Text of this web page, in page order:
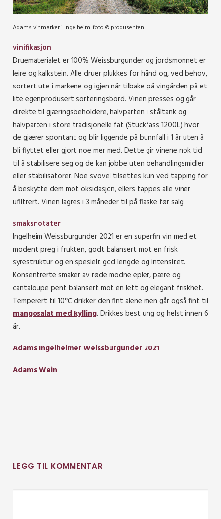
Adams vinmarker i Ingelheim. foto © produsenten
vinifikasjon
Druematerialet er 100% Weissburgunder og jordsmonnet er
leire og kalkstein. Alle druer plukkes for hånd og, ved behov,
sortert ute i markene og igjen når tilbake på vingården på et
lite egenprodusert sorteringsbord. Vinen presses og går
direkte til gjæringsbeholdere, halvparten i ståltank og
halvparten i store tradisjonelle fat (Stückfass 1200L) hvor
de gjærer spontant og blir liggende på bunnfall i 1 år uten å
bli flyttet eller gjort noe mer med. Dette gir vinene nok tid
til å stabilisere seg og de kan jobbe uten behandlingsmidler
eller stabilisatorer. Noe svovel tilsettes kun ved tapping for
å beskytte dem mot oksidasjon, ellers tappes alle viner
ufiltrert. Vinen lagres i 3 måneder til på flaske før salg.
smaksnotater
Ingelheim Weissburgunder 2021 er en superfin vin med et
modent preg i frukten, godt balansert mot en frisk
syrestruktur og en spesielt god lengde og intensitet.
Konsentrerte smaker av røde modne epler, pære og
cantaloupe pent balansert mot en lett og elegant friskhet.
Temperert til 10℃ drikker den fint alene men går også fint til
mangosalat med kylling. Drikkes best ung og helst innen 6
år.
Adams Ingelheimer Weissburgunder 2021
Adams Wein
LEGG TIL KOMMENTAR